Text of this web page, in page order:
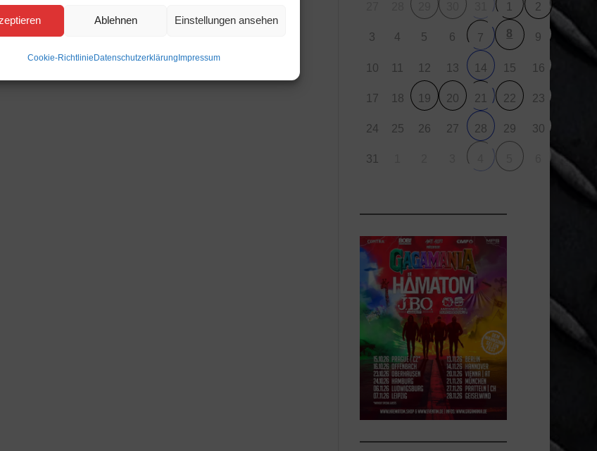
Ablehnen Einstellungen ansehen
Cookie-RichtlinieDatenschutzerklärungImpressum
1 2
3 4 5 6 7 8 9
10 11 12 13 14 15 16
17 18 19 20 21 22 23
24 25 26 27 28 29 30
31